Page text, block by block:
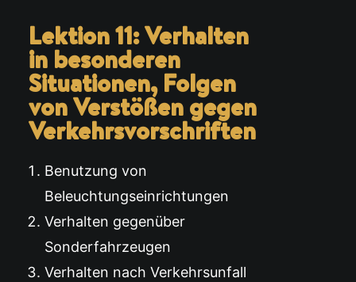
Lektion 11: Verhalten
in besonderen
Situationen, Folgen
von Verstößen gegen
Verkehrsvorschriften
Benutzung von
Beleuchtungseinrichtungen
Verhalten gegenüber
Sonderfahrzeugen
Verhalten nach Verkehrsunfall